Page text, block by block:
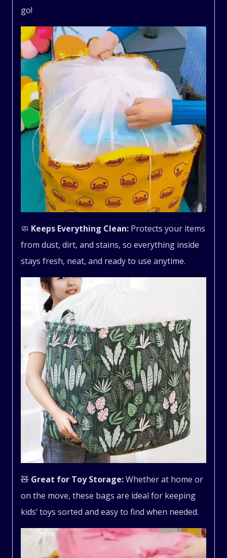
go!
🧼 Keeps Everything Clean: Protects your items
from dust, dirt, and stains, so everything inside
stays fresh, neat, and ready to use anytime.
🧸 Great for Toy Storage:Whether at home or
on the move, these bags are ideal for keeping
kids’ toys sorted and easy to find when needed.